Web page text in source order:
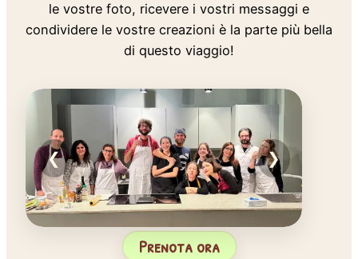
le vostre foto, ricevere i vostri messaggi e
condividere le vostre creazioni è la parte più bella
di questo viaggio!
❮ ❯
Prenota ora